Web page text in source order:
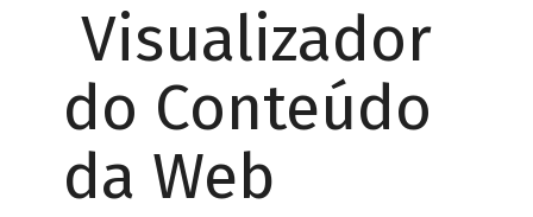
Visualizador
do Conteúdo
da Web